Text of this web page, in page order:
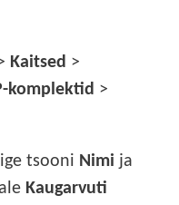
Kaitsed >
komplektid >
tsooni Nimi ja
Kaugarvuti